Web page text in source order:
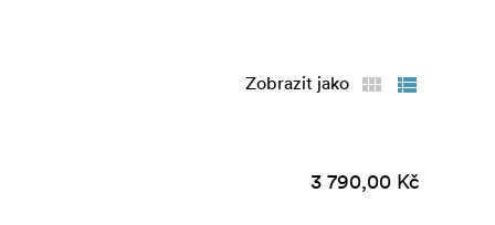
Zobrazit jako
3 790,00 Kč